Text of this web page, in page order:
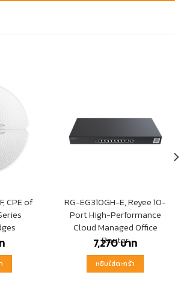
CPE of
RG-EG310GH-E, Reyee 10-
Port High-Performance
Cloud Managed Office
Router
7,270บาท
หยิบใส่ตะกร้า